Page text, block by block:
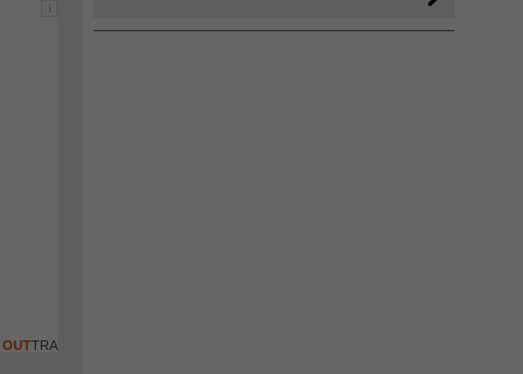
i
OUTTRA